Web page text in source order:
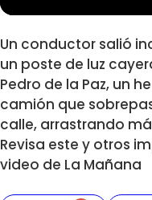
Un conductor salió
un poste de luz
Pedro de la Paz, un
camión que
calle, arrastrando
Revisa este y otros
video de La Mañana